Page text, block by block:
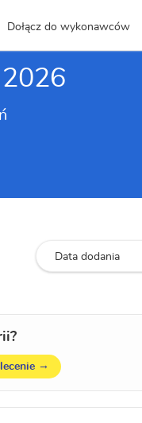
Dołącz do wykonawców
Data dodania
→